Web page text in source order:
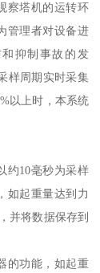
察塔机的运转环
管理者对设备进
抑制事故的发
样周期实时采集
以上时，本系统
约10毫秒为采样
如起重量达到力
并将数据保存到
的功能，如起重